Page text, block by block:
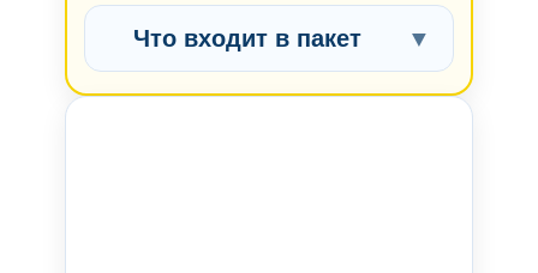
Что входит в пакет ▼